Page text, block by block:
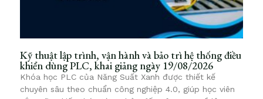
Kỹ thuật lập trình, vận hành và bảo trì hệ thống điều
khiển dùng PLC, khai giảng ngày 19/08/2026
Khóa học PLC của Năng Suất Xanh được thiết kế
chuyên sâu theo chuẩn công nghiệp 4.0, giúp học viên